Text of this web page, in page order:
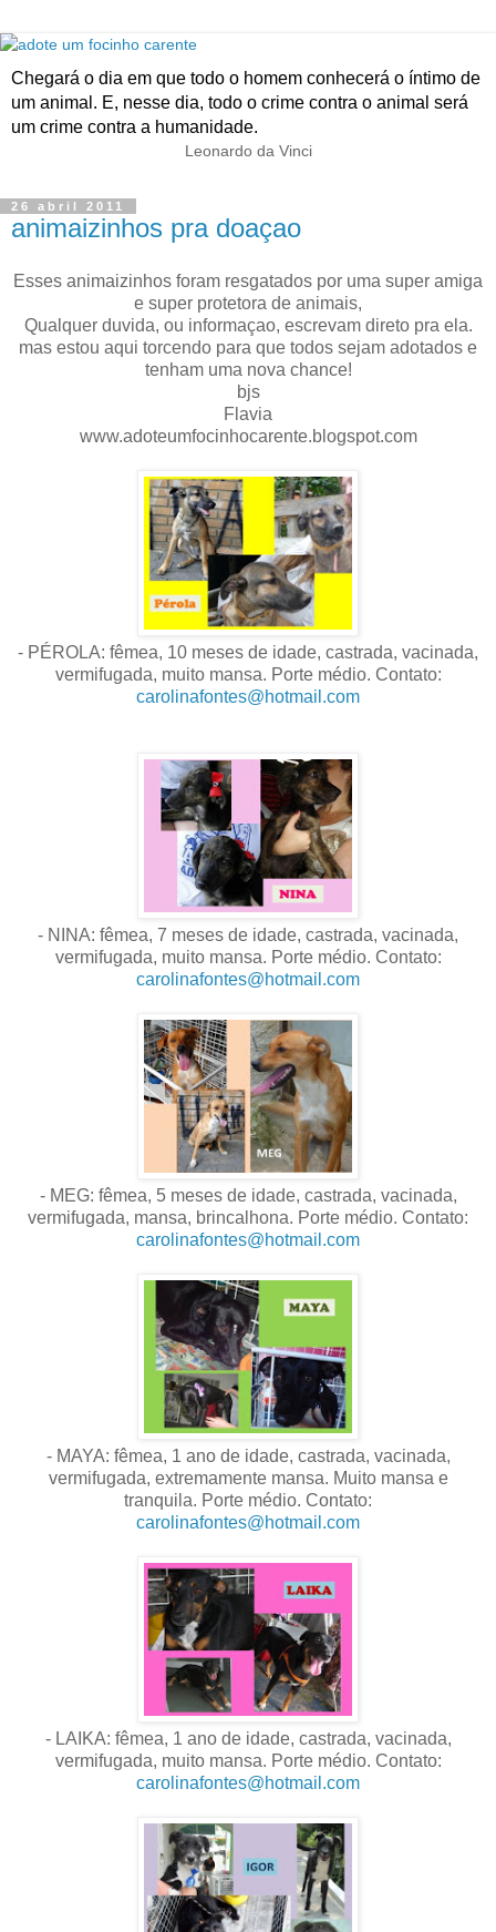
Chegará o dia em que todo o homem conhecerá o íntimo de
um animal. E, nesse dia, todo o crime contra o animal será
um crime contra a humanidade.
Leonardo da Vinci
26 abril 2011
animaizinhos pra doaçao
Esses animaizinhos foram resgatados por uma super amiga
e super protetora de animais,
Qualquer duvida, ou informaçao, escrevam direto pra ela.
mas estou aqui torcendo para que todos sejam adotados e
tenham uma nova chance!
bjs
Flavia
www.adoteumfocinhocarente.blogspot.com
- PÉROLA: fêmea, 10 meses de idade, castrada, vacinada,
vermifugada, muito mansa. Porte médio. Contato:
carolinafontes@hotmail.com
- NINA: fêmea, 7 meses de idade, castrada, vacinada,
vermifugada, muito mansa. Porte médio. Contato:
carolinafontes@hotmail.com
- MEG: fêmea, 5 meses de idade, castrada, vacinada,
vermifugada, mansa, brincalhona. Porte médio. Contato:
carolinafontes@hotmail.com
- MAYA: fêmea, 1 ano de idade, castrada, vacinada,
vermifugada, extremamente mansa. Muito mansa e
tranquila. Porte médio. Contato:
carolinafontes@hotmail.com
- LAIKA: fêmea, 1 ano de idade, castrada, vacinada,
vermifugada, muito mansa. Porte médio. Contato:
carolinafontes@hotmail.com